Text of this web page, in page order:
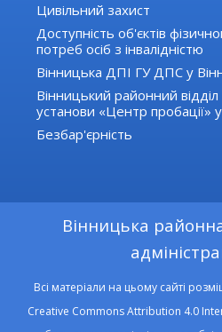
Цивільний захист
Доступність об'єктів
потреб осіб з інвалідністю
Вінницька ДПІ ГУ ДПС у
Вінницький районний відділ
установи «Центр пробації»
Безбар'єрність
Вінницька
Всі матеріали на цьому сайті
Creative Commons Attribution 4.0